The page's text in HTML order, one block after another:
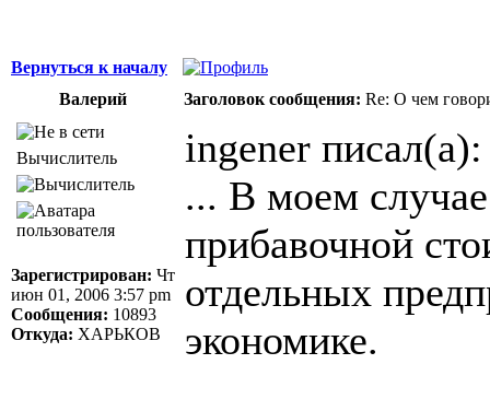
Вернуться к началу
Валерий
Заголовок сообщения: Re: О чем
Вычислитель
Зарегистрирован: Чт
июн 01, 2006 3:57 pm
Сообщения: 10893
Откуда: ХАРЬКОВ
ingener писал(а):
... В моем
прибавочной
отдельных
экономике.